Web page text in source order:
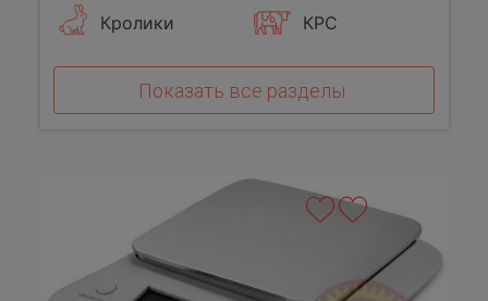
Кролики КРС
Показать все разделы